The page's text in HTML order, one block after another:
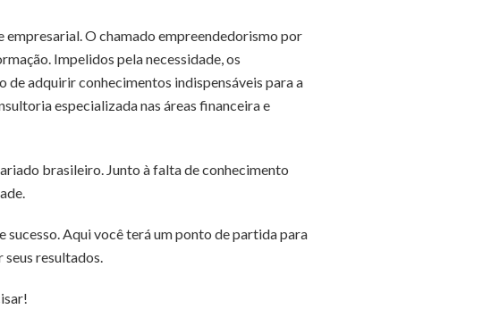
empresarial. O chamado empreendedorismo por
Impelidos pela necessidade, os
de adquirir conhecimentos indispensáveis para a
especializada nas áreas financeira e
brasileiro. Junto à falta de conhecimento
sucesso. Aqui você terá um ponto de partida para
resultados.